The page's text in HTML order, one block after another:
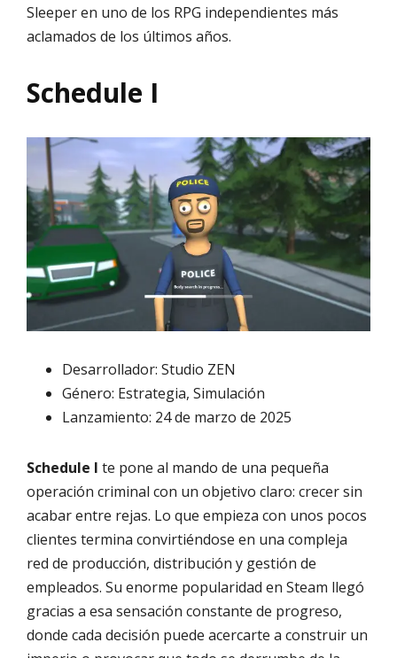
Sleeper en uno de los RPG independientes más
aclamados de los últimos años.
Schedule I
Desarrollador: Studio ZEN
Género: Estrategia, Simulación
Lanzamiento: 24 de marzo de 2025
Schedule I te pone al mando de una pequeña
operación criminal con un objetivo claro: crecer sin
acabar entre rejas. Lo que empieza con unos pocos
clientes termina convirtiéndose en una compleja
red de producción, distribución y gestión de
empleados. Su enorme popularidad en Steam llegó
gracias a esa sensación constante de progreso,
donde cada decisión puede acercarte a construir un